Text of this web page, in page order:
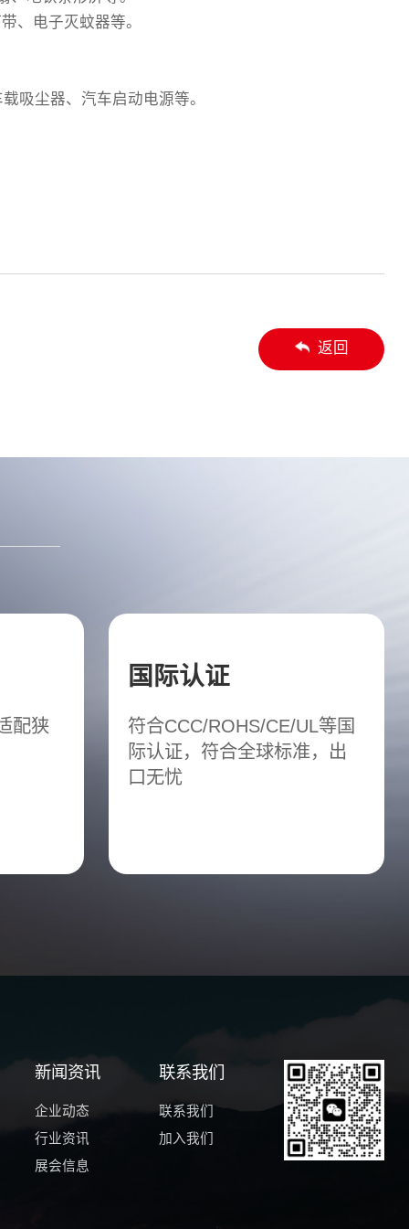
、电子灭蚊器等。
吸尘器、汽车启动电源等。
返回
配狭
国际认证
符合CCC/ROHS/CE/UL等国
际认证，符合全球标准，出
口无忧
新闻资讯
企业动态
行业资讯
展会信息
联系我们
联系我们
加入我们